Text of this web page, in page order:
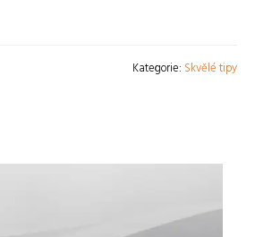
Kategorie: Skvělé tipy